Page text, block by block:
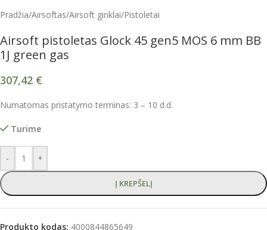
Pradžia/Airsoftas/Airsoft ginklai/Pistoletai
Airsoft pistoletas Glock 45 gen5 MOS 6 mm BB
1J green gas
307,42 €
Numatomas pristatymo terminas: 3 – 10 d.d.
Turime
- +
Į KREPŠELĮ
Produkto kodas: 4000844865649